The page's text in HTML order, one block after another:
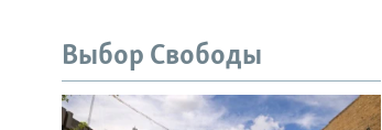
Выбор Свободы